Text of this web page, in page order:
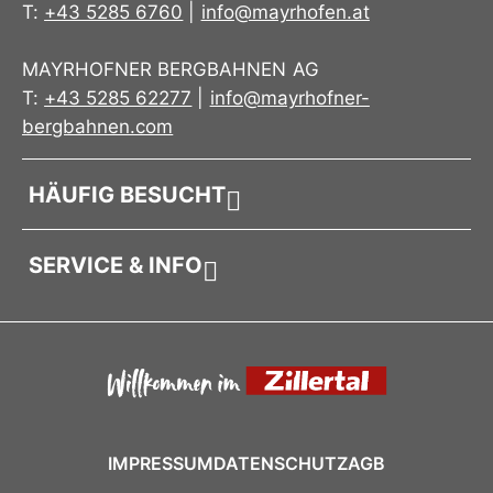
Ideal für:Wanderer, Naturliebhaber,
derMayrhofner Bergbahnen im Zillertal
genießen.
Markanter Mountopolis Print auf der
Ideal für Wandern, Bergtouren & Outdoor-
Aktivitäten
Ideal für:Wanderer, Naturliebhaber,
Sommergäste und alle, die den alpinen Lifestyle
Mayrhofner Bergbahnen im Zillertal
T: +43 5285 6760 info@mayrhofen.at
MAYRHOFNER BERGBAHNEN AG
T: +43 5285 62277
info@mayrhofner-
bergbahnen.com
HÄUFIG BESUCHT
SERVICE & INFO
IMPRESSUMDATENSCHUTZAGB